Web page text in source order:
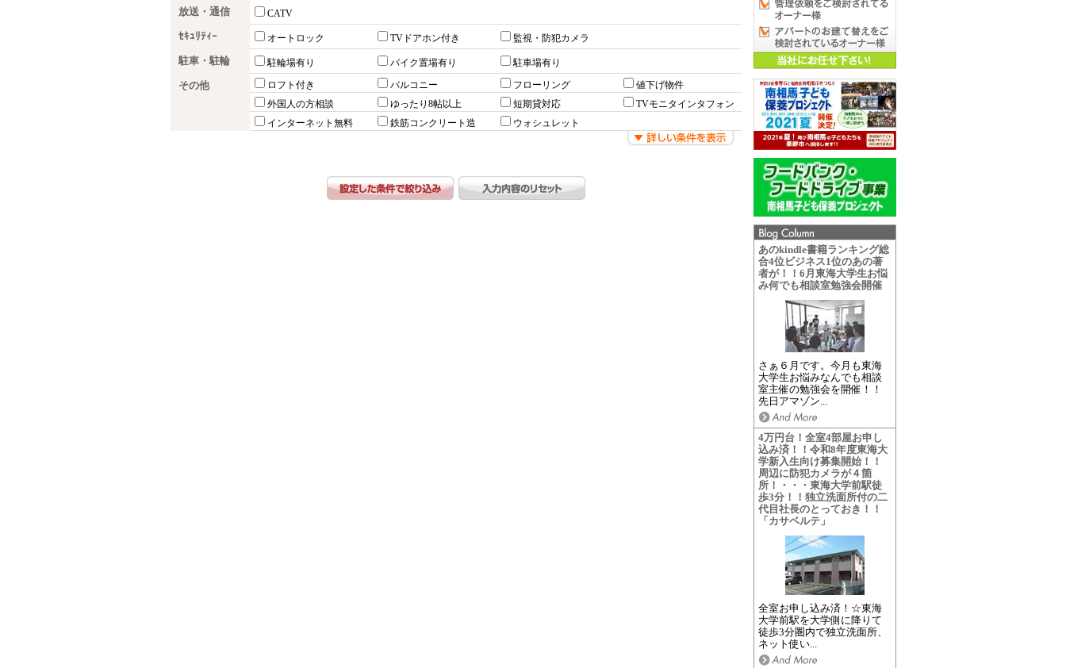
あのkindle書籍ランキング総
合4位ビジネス1位のあの著
者が！！6月東海大学生お悩
み何でも相談室勉強会開催
さぁ６月です。今月も東海
大学生お悩みなんでも相談
室主催の勉強会を開催！！
先日アマゾン...
4万円台！全室4部屋お申し
込み済！！令和8年度東海大
学新入生向け募集開始！！
周辺に防犯カメラが４箇
所！・・・東海大学前駅徒
歩3分！！独立洗面所付の二
代目社長のとっておき！！
「カサベルテ」
全室お申し込み済！☆東海
大学前駅を大学側に降りて
徒歩3分圏内で独立洗面所、
ネット使い...
放送・通信 CATV
ｾｷｭﾘﾃｨｰ オートロック TVドアホン付き 監視・防犯カメラ
駐車・駐輪 駐輪場有り バイク置場有り 駐車場有り
その他 ロフト付き バルコニー フローリング
値下げ物件
外国人の方相談
ゆったり8帖以上 短期貸対応
TVモニタインタフォン
インターネット無料
鉄筋コンクリート造 ウォシュレット